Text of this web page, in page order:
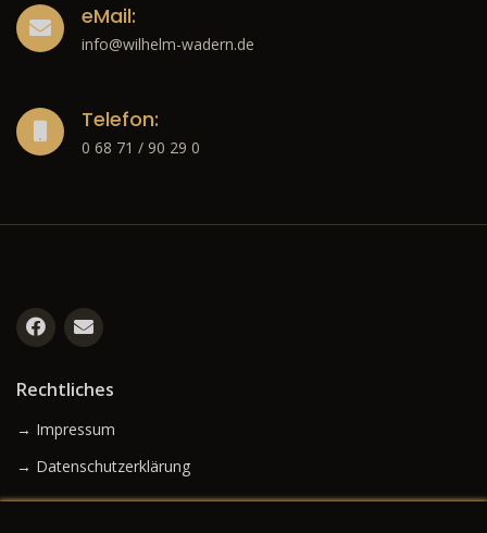
eMail:
info@wilhelm-wadern.de
Telefon:
0 68 71 / 90 29 0
Rechtliches
→ Impressum
→ Datenschutzerklärung